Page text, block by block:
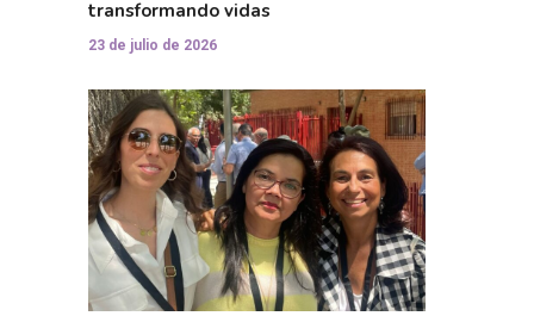
transformando vidas
23 de julio de 2026